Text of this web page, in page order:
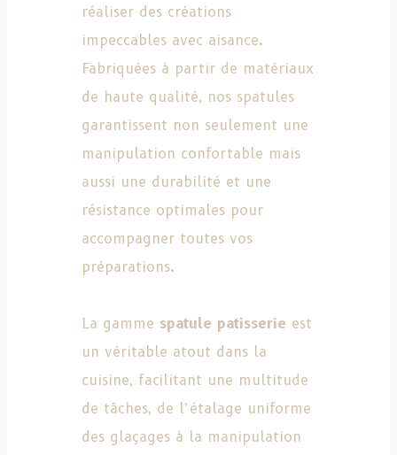
réaliser des créations
impeccables avec aisance.
Fabriquées à partir de matériaux
de haute qualité, nos spatules
garantissent non seulement une
manipulation confortable mais
aussi une durabilité et une
résistance optimales pour
accompagner toutes vos
préparations.
La gamme spatule patisserie est
un véritable atout dans la
cuisine, facilitant une multitude
de tâches, de l’étalage uniforme
des glaçages à la manipulation